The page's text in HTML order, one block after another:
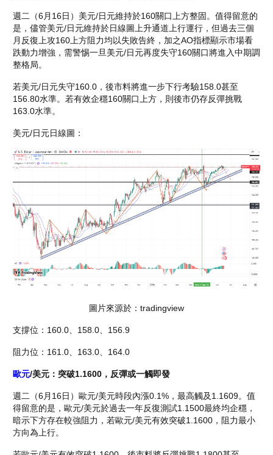
週二（6月16日）美元/日元維持於160關口上方整固。值得留意的
是，儘管美元/日元維持於日線圖上升通道上行運行，但過去三個
月反復上攻160上方阻力均以失敗告終，加之AO指標顯示市場看
跌動力增強，需警惕一旦美元/日元再度失守160關口將進入中期調
整格局。
若美元/日元失守160.0，後市料將進一步下行考驗158.0甚至
156.80水準。若有效企穩160關口上方，則後市仍存反彈挑戰
163.0水準。
美元/日元日線圖：
圖片來源於：tradingview
支撐位：160.0、158.0、156.9
阻力位：161.0、163.0、164.0
歐元/美元：突破1.1600，反彈或一觸即發
週二（6月16日）歐元/美元時段內漲0.1%，最高觸及1.1609。值
得留意的是，歐元/美元於過去一年反復測試1.1500最終均企穩，
暗示下方存在較強阻力，若歐元/美元有效突破1.1600，阻力最小
方向為上行。